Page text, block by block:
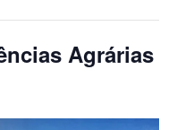
Agrárias